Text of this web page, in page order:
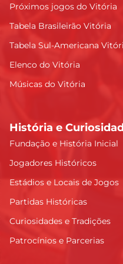
Próximos jogos do Vitória
Tabela Brasileirão Vitória
Tabela Sul-Americana
Elenco do Vitória
Músicas do Vitória
História e
Fundação e História Inicial
Jogadores Históricos
Estádios e Locais de Jogos
Partidas Históricas
Curiosidades e Tradições
Patrocínios e Parcerias